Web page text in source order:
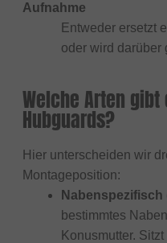
Aufnahme
Entweder ersetzt
oder wird darüber
Welche Arten gibt
Hubguards?
Hier unterscheiden wir
Montageposition:
Nabenspezifisch
bestimmtes
Konusmutter.